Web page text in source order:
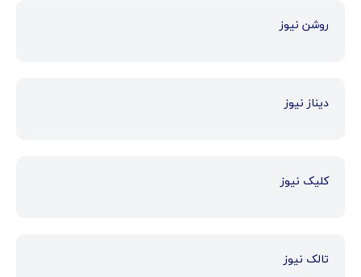
روشن نیوز
دیناز نیوز
کلیک نیوز
تالک نیوز